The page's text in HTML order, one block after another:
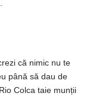
că nimic nu te
până să dau de
Colca taie munții